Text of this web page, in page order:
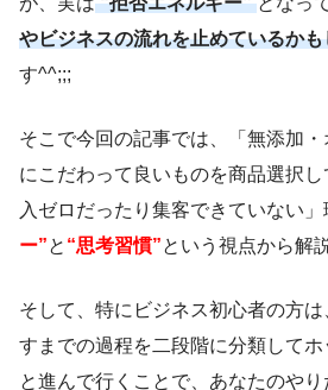
やビジネスの流れを止めているかも
す^^;;;
そこで今回の記事では、「無添加
にこだわって良いものを商品選択
入ゼロだったり集客できていない」
ー”と “思考習慣”という視点から解
そして、特にビジネス初心者の方
すまでの過程を二段階に分類してホ
と進んで行くことで、あなたのや